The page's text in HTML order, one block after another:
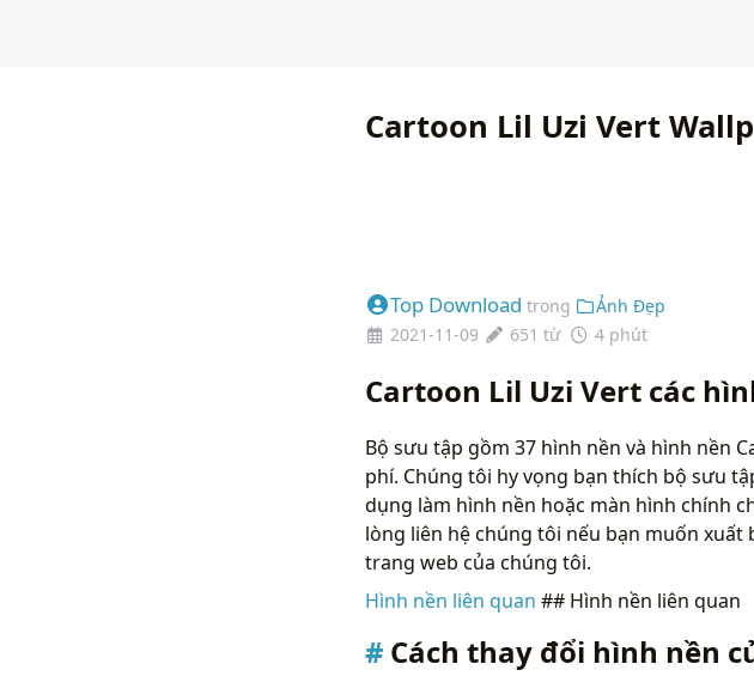
Cartoon Lil Uzi Vert
Top Download trong
Ảnh Đẹp
2021-11-09
651 từ 4 phút
Cartoon Lil Uzi Vert các
Bộ sưu tập gồm 37 hình nền và hình nền
phí. Chúng tôi hy vọng bạn thích bộ sưu
dụng làm hình nền hoặc màn hình chính
lòng liên hệ chúng tôi nếu bạn muốn xuất
trang web của chúng tôi.
Hình nền liên quan ## Hình nền liên quan
Cách thay đổi hình nền